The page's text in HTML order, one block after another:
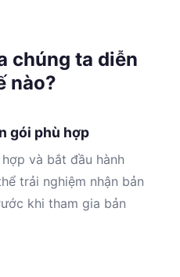
chúng ta diễn
nào?
gói phù hợp
và bắt đầu hành
trải nghiệm nhận bản
khi tham gia bản